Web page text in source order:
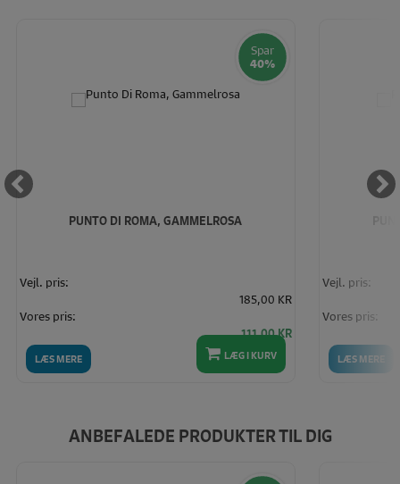
Spar
40%
PUNTO DI ROMA, GAMMELROSA
LÆS MERE
Vejl. pris:
185,00 KR
Vores pris:
111,00 KR
LÆG I KURV LÆS MERE
Vejl. pris:
Vores pris:
ANBEFALEDE PRODUKTER TIL DIG